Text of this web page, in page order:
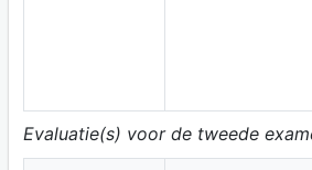
Evaluatie(s) voor de tweede